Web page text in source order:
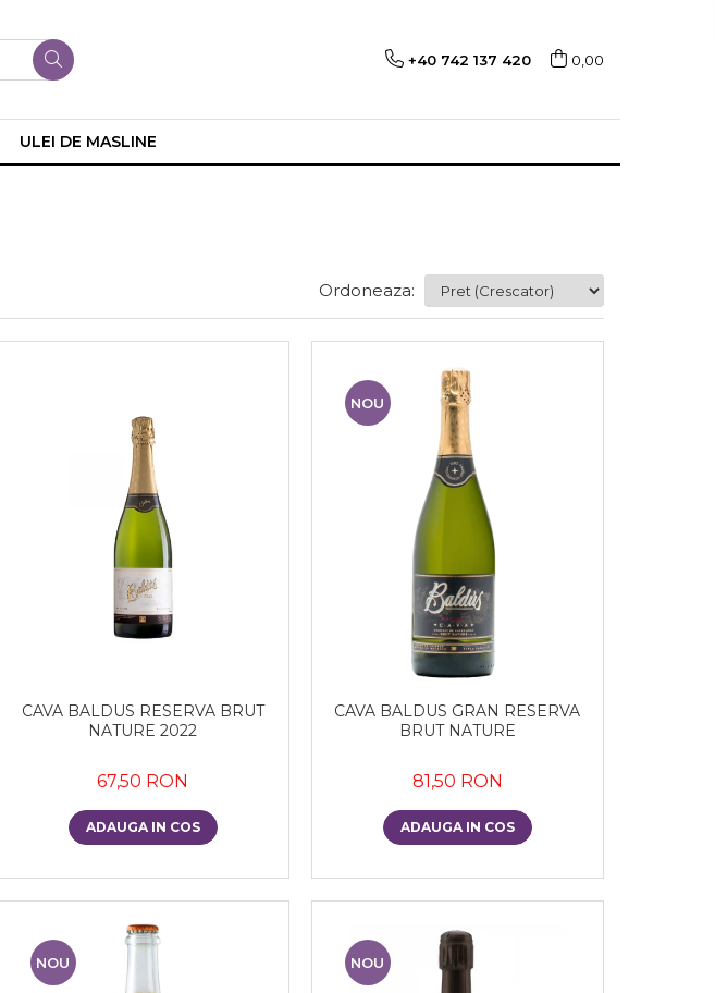
+40 742 137 420 0,00
ULEI DE MASLINE
Ordoneaza:
CAVA BALDUS RESERVA BRUT
NATURE 2022
67,50 RON
ADAUGA IN COS
NOU
CAVA BALDUS GRAN RESERVA
BRUT NATURE
81,50 RON
ADAUGA IN COS
NOU NOU